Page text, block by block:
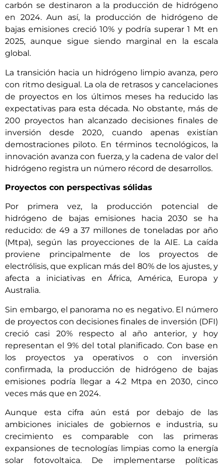
carbón se destinaron a la producción de hidrógeno
en 2024. Aun así, la producción de hidrógeno de
bajas emisiones creció 10% y podría superar 1 Mt en
2025, aunque sigue siendo marginal en la escala
global.
La transición hacia un hidrógeno limpio avanza, pero
con ritmo desigual. La ola de retrasos y cancelaciones
de proyectos en los últimos meses ha reducido las
expectativas para esta década. No obstante, más de
200 proyectos han alcanzado decisiones finales de
inversión desde 2020, cuando apenas existían
demostraciones piloto. En términos tecnológicos, la
innovación avanza con fuerza, y la cadena de valor del
hidrógeno registra un número récord de desarrollos.
Proyectos con perspectivas sólidas
Por primera vez, la producción potencial de
hidrógeno de bajas emisiones hacia 2030 se ha
reducido: de 49 a 37 millones de toneladas por año
(Mtpa), según las proyecciones de la AIE. La caída
proviene principalmente de los proyectos de
electrólisis, que explican más del 80% de los ajustes, y
afecta a iniciativas en África, América, Europa y
Australia.
Sin embargo, el panorama no es negativo. El número
de proyectos con decisiones finales de inversión (DFI)
creció casi 20% respecto al año anterior, y hoy
representan el 9% del total planificado. Con base en
los proyectos ya operativos o con inversión
confirmada, la producción de hidrógeno de bajas
emisiones podría llegar a 4.2 Mtpa en 2030, cinco
veces más que en 2024.
Aunque esta cifra aún está por debajo de las
ambiciones iniciales de gobiernos e industria, su
crecimiento es comparable con las primeras
expansiones de tecnologías limpias como la energía
solar fotovoltaica. De implementarse políticas